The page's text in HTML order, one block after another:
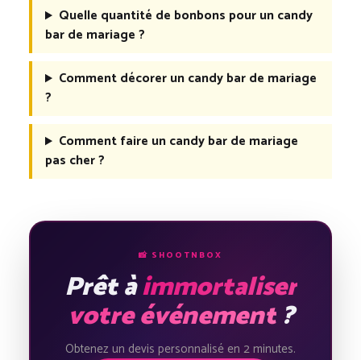
Quelle quantité de bonbons pour un candy
bar de mariage ?
Comment décorer un candy bar de mariage
?
Comment faire un candy bar de mariage
pas cher ?
📸 SHOOTNBOX
Prêt àimmortaliser
votre événement?
Obtenez un devis personnalisé en 2 minutes.